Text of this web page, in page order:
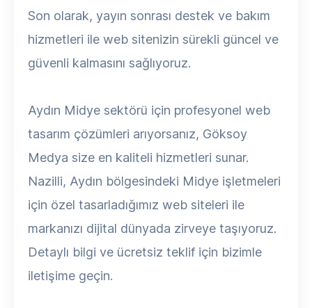
Son olarak, yayın sonrası destek ve bakım
hizmetleri ile web sitenizin sürekli güncel ve
güvenli kalmasını sağlıyoruz.
Aydın Midye sektörü için profesyonel web
tasarım çözümleri arıyorsanız, Göksoy
Medya size en kaliteli hizmetleri sunar.
Nazilli, Aydın bölgesindeki Midye işletmeleri
için özel tasarladığımız web siteleri ile
markanızı dijital dünyada zirveye taşıyoruz.
Detaylı bilgi ve ücretsiz teklif için bizimle
iletişime geçin.